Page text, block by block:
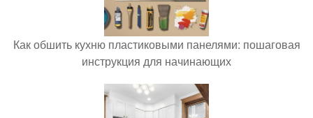
Как обшить кухню пластиковыми панелями: пошаговая
инструкция для начинающих